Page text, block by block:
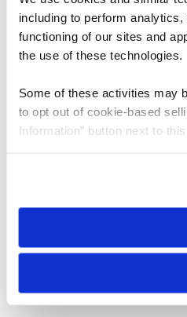
including to perform
functioning of our sites and
the use of these technologies.
Some of these activities may
to opt out of cookie-based
Information” button next to
need to be set again.